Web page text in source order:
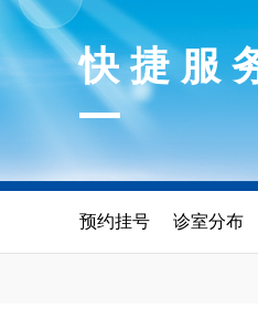
快捷服
预约挂号 诊室分布